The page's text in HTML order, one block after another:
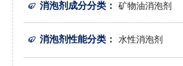
消泡剂成分分类 ： 矿物油消泡剂
消泡剂性能分类 ： 水性消泡剂